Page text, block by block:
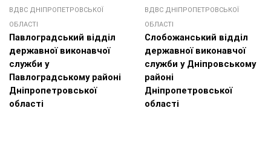
ВДВС ДНІПРОПЕТРОВСЬКОЇ
ОБЛАСТІ
Павлоградський відділ
державної виконавчої
служби у
Павлоградському районі
Дніпропетровської
області
ВДВС ДНІПРОПЕТРОВСЬКОЇ
ОБЛАСТІ
Слобожанський відділ
державної виконавчої
служби у Дніпровському
районі
Дніпропетровської
області